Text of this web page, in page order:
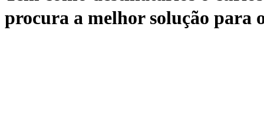
procura a melhor solução para